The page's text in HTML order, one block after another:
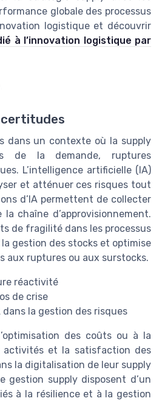
globale des processus
logistique et découvrir
à l’innovation logistique par
dans un contexte où la supply
de la demande, ruptures
L’intelligence artificielle (IA)
et atténuer ces risques tout
d’IA permettent de collecter
chaîne d’approvisionnement.
de fragilité dans les processus
la gestion des stocks et optimise
aux ruptures ou aux surstocks.
réactivité
de crise
la gestion des risques
des coûts ou à la
activités et la satisfaction des
la digitalisation de leur supply
gestion supply disposent d’un
à la résilience et à la gestion